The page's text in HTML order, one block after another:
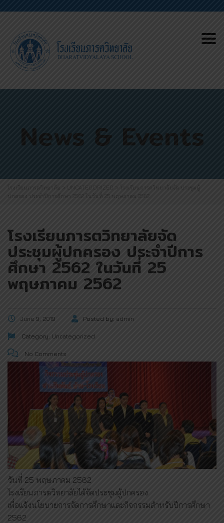
News & Events
โรงเรียนภารตวิทยาลัย > UNCATEGORIZED
โรงเรียนภารตวิทยาลัยจัด ประชุมผู้
ปกครอง ประจำปีการศึกษา 2562 ในวันที่ 25 พฤษภาคม 2562
โรงเรียนภารตวิทยาลัยจัด
ประชุมผู้ปกครอง ประจำปีการ
ศึกษา 2562 ในวันที่ 25
พฤษภาคม 2562
June 9, 2019 Posted by: admin
Category: Uncategorized
No Comments
วันที่ 25 พฤษภาคม 2562
โรงเรียนภารตวิทยาลัยได้จัดประชุมผู้ปกครอง
เพื่อแจ้งนโยบายการจัดการศึกษาและกิจกรรมสำหรับปีการศึกษา
2562